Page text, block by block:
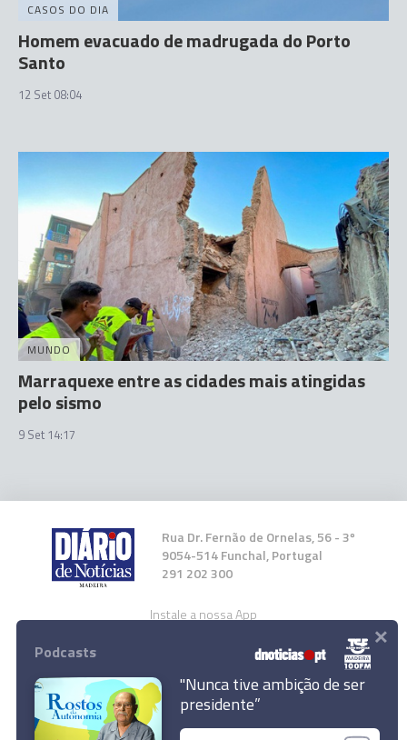
CASOS DO DIA
Homem evacuado de madrugada do Porto
Santo
12 Set 08:04
MUNDO
Marraquexe entre as cidades mais atingidas
pelo sismo
9 Set 14:17
Rua Dr. Fernão de Ornelas, 56 - 3º
9054-514 Funchal, Portugal
291 202 300
Instale a nossa App
Podcasts
"Nunca tive ambição de ser
presidente”
×